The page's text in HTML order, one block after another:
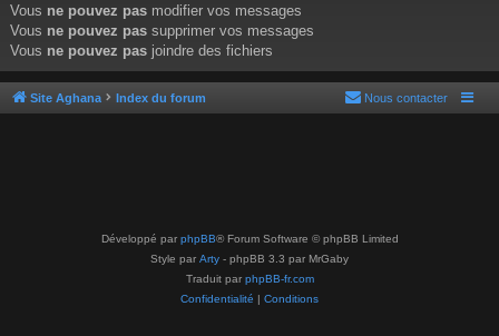
Vous ne pouvez pas modifier vos messages
Vous ne pouvez pas supprimer vos messages
Vous ne pouvez pas joindre des fichiers
Site Aghana Index du forum Nous contacter
Développé par phpBB® Forum Software © phpBB Limited
Style par Arty - phpBB 3.3 par MrGaby
Traduit par phpBB-fr.com
Confidentialité | Conditions